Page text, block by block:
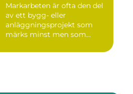
Markarbeten är ofta den del
av ett bygg- eller
anläggningsprojekt som
märks minst men som